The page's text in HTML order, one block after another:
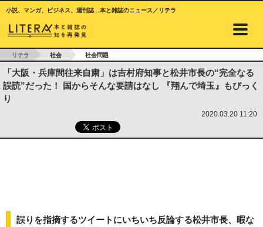
小説、マンガ、ビジネス、週刊誌…本と雑誌のニュース／リテラ
リテラ 社会 社会問題
「大阪・兵庫間往来自粛」は吉村府知事と松井市長の“完全なる
誤読”だった！ 国からそんな要請はなし 『翔んで埼玉』もびっく
り
2020.03.20 11:20
誤りを指摘するツイートにいちいち反論する松井市長、暇な